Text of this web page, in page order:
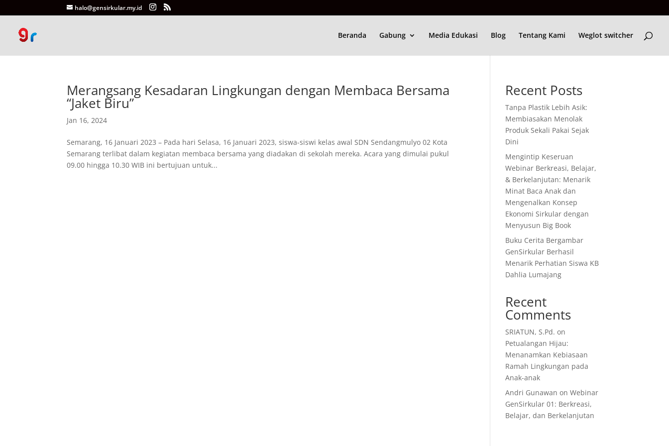
halo@gensirkular.my.id
Beranda Gabung Media Edukasi Blog Tentang Kami Weglot switcher
Merangsang Kesadaran Lingkungan dengan Membaca Bersama
“Jaket Biru”
Jan 16, 2024
Semarang, 16 Januari 2023 – Pada hari Selasa, 16 Januari 2023, siswa-siswi kelas awal SDN Sendangmulyo 02 Kota
Semarang terlibat dalam kegiatan membaca bersama yang diadakan di sekolah mereka. Acara yang dimulai pukul
09.00 hingga 10.30 WIB ini bertujuan untuk...
Recent Posts
Tanpa Plastik Lebih Asik:
Membiasakan Menolak
Produk Sekali Pakai Sejak
Dini
Mengintip Keseruan
Webinar Berkreasi, Belajar,
& Berkelanjutan: Menarik
Minat Baca Anak dan
Mengenalkan Konsep
Ekonomi Sirkular dengan
Menyusun Big Book
Buku Cerita Bergambar
GenSirkular Berhasil
Menarik Perhatian Siswa KB
Dahlia Lumajang
Recent
Comments
SRIATUN, S.Pd. on
Petualangan Hijau:
Menanamkan Kebiasaan
Ramah Lingkungan pada
Anak-anak
Andri Gunawan onWebinar
GenSirkular 01: Berkreasi,
Belajar, dan Berkelanjutan